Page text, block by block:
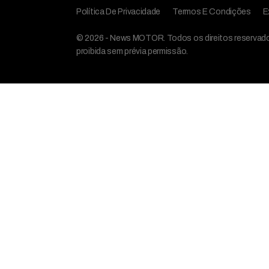
Política De Privacidade Termos E Condições
© 2026 - News MOTOR. Todos os direitos
proibida sem prévia permissão.